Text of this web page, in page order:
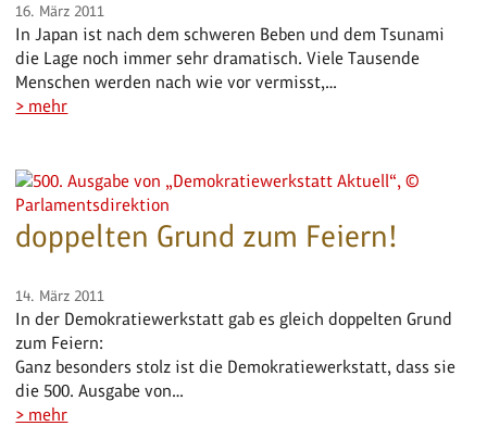
16. März 2011
In Japan ist nach dem schweren Beben und dem Tsunami
die Lage noch immer sehr dramatisch. Viele Tausende
Menschen werden nach wie vor vermisst,…
> mehr
doppelten Grund zum Feiern!
14. März 2011
In der Demokratiewerkstatt gab es gleich doppelten Grund
zum Feiern:
Ganz besonders stolz ist die Demokratiewerkstatt, dass sie
die 500. Ausgabe von…
> mehr